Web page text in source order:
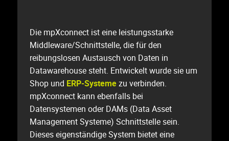
Die mpXconnect ist eine leistungsstarke
Middleware/Schnittstelle, die für den
reibungslosen Austausch von Daten in
Datawarehouse steht. Entwickelt wurde sie um
Shop und ERP-Systemezu verbinden.
mpXconnect kann ebenfalls bei
Datensystemen oder DAMs (Data Asset
Management Systeme) Schnittstelle sein.
Dieses eigenständige System bietet eine